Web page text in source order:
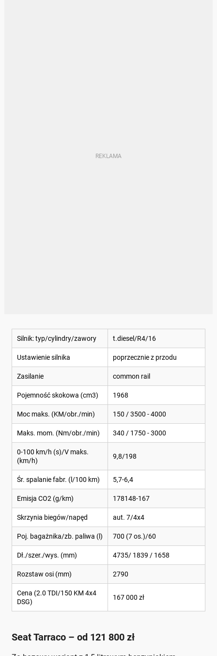
Silnik: typ/cylindry/zawory t.diesel/R4/16
Ustawienie silnika poprzecznie z przodu
Zasilanie common rail
Pojemność skokowa (cm3) 1968
Moc maks. (KM/obr./min) 150 / 3500 - 4000
Maks. mom. (Nm/obr./min) 340 / 1750 - 3000
0-100 km/h (s)/V maks.
(km/h)
9,8/198
Śr. spalanie fabr. (l/100 km) 5,7-6,4
Emisja CO2 (g/km) 178148-167
Skrzynia biegów/napęd aut. 7/4x4
Poj. bagażnika/zb. paliwa (l) 700 (7 os.)/60
Dł./szer./wys. (mm) 4735/ 1839 / 1658
Rozstaw osi (mm) 2790
Cena (2.0 TDI/150 KM 4x4
DSG)
167 000 zł
Seat Tarraco – od 121 800 zł